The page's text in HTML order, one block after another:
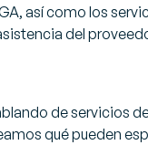
así como los
del
de servicios
qué pueden